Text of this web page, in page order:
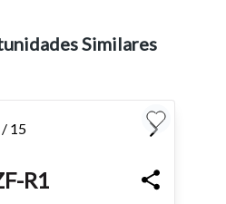
Similares
/ 15
R1